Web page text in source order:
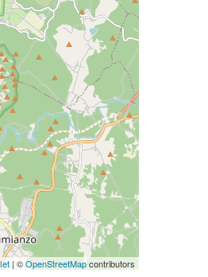
| ©OpenStreetMapcontributors